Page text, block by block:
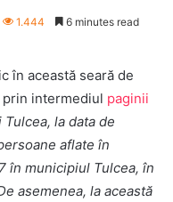
1.444 6 minutes read
în această seară de
intermediul paginii
la data de
aflate în
în municipiul Tulcea, în
asemenea, la această